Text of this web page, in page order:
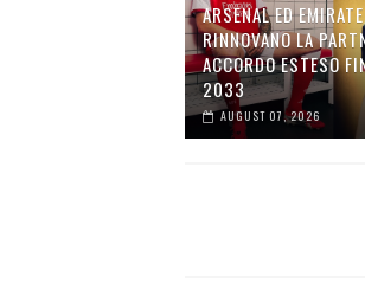
ARSENAL ED
RINNOVANO LA
ACCORDO ESTESO
2033
AUGUST 07, 2026